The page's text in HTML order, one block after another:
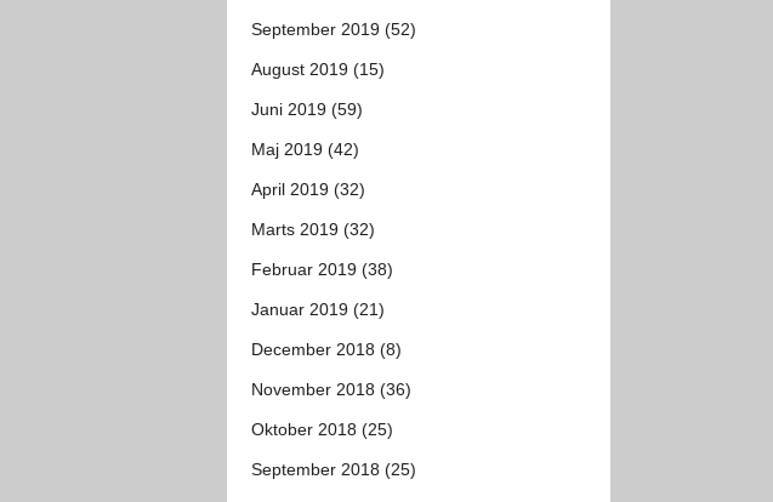
September 2019 (52)
August 2019 (15)
Juni 2019 (59)
Maj 2019 (42)
April 2019 (32)
Marts 2019 (32)
Februar 2019 (38)
Januar 2019 (21)
December 2018 (8)
November 2018 (36)
Oktober 2018 (25)
September 2018 (25)